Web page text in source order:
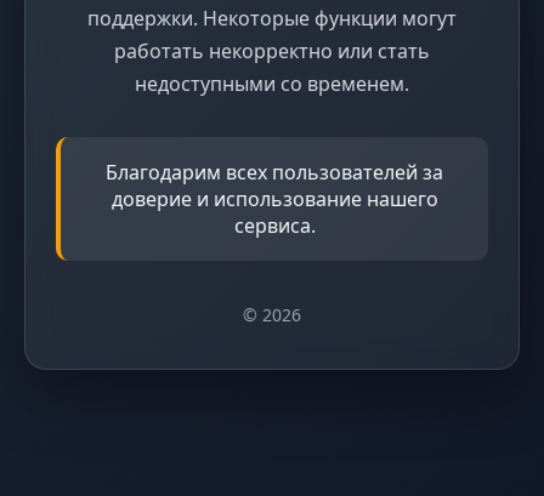
поддержки. Некоторые функции могут
работать некорректно или стать
недоступными со временем.
Благодарим всех пользователей за
доверие и использование нашего
сервиса.
© 2026